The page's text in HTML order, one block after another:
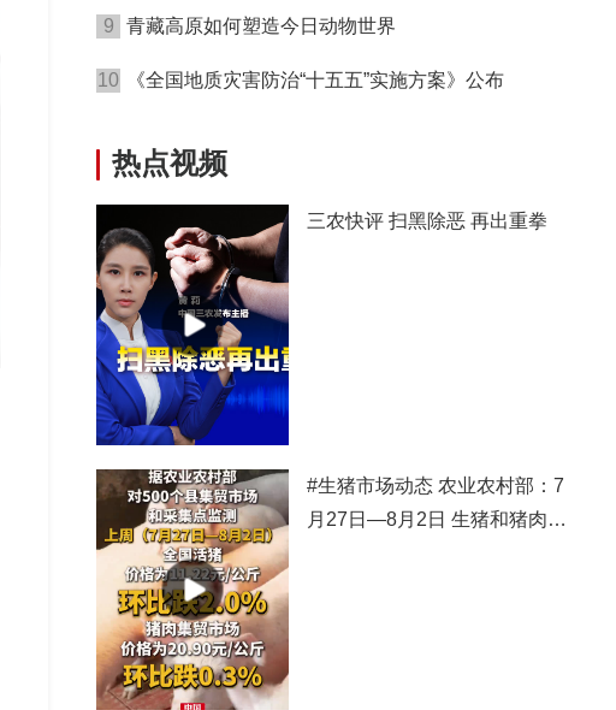
9 青藏高原如何塑造今日动物世界
10 《全国地质灾害防治“十五五”实施方案》公布
热点视频
三农快评 扫黑除恶 再出重拳
#生猪市场动态 农业农村部：7
月27日—8月2日 生猪和猪肉价